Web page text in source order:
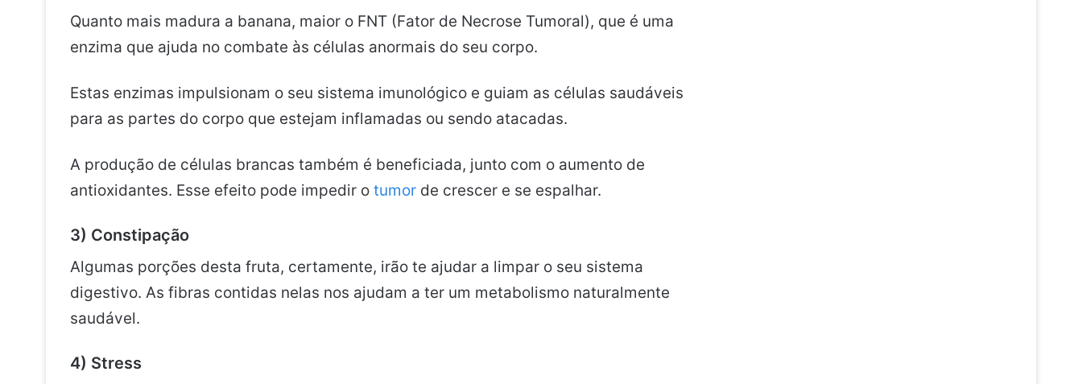
Quanto mais madura a banana, maior o FNT (Fator de Necrose Tumoral), que é uma
enzima que ajuda no combate às células anormais do seu corpo.
Estas enzimas impulsionam o seu sistema imunológico e guiam as células saudáveis
para as partes do corpo que estejam inflamadas ou sendo atacadas.
A produção de células brancas também é beneficiada, junto com o aumento de
antioxidantes. Esse efeito pode impedir o tumor de crescer e se espalhar.
3) Constipação
Algumas porções desta fruta, certamente, irão te ajudar a limpar o seu sistema
digestivo. As fibras contidas nelas nos ajudam a ter um metabolismo naturalmente
saudável.
4) Stress